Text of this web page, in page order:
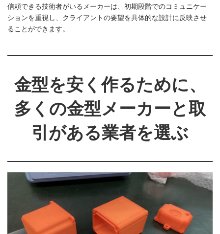
信頼できる技術者がいるメーカーは、初期段階でのコミュニケー
ションを重視し、クライアントの要望を具体的な設計に反映させ
ることができます。
金型を安く作るために、
多くの金型メーカーと取
引がある業者を選ぶ